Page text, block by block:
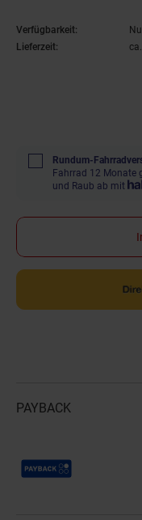
Verfügbarkeit:
Lieferzeit:
Rundum-
Fahrrad 12 Monate
und Raub ab mit
PAYBACK
Payback Punkte